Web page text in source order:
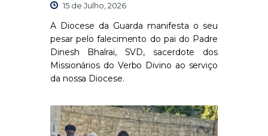
15 de Julho, 2026
A Diocese da Guarda manifesta o seu
pesar pelo falecimento do pai do Padre
Dinesh Bhalrai, SVD, sacerdote dos
Missionários do Verbo Divino ao serviço
da nossa Diocese.